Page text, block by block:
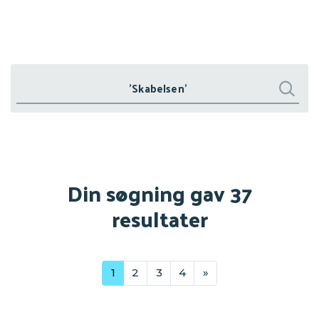
Søg
Din søgning gav 37
resultater
1 2 3 4 »